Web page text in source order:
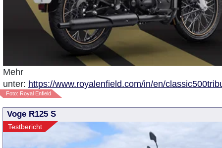
Foto: Royal Enfield
Mehr
unter: https://www.royalenfield.com/in/en/
Voge R125 S
Testbericht